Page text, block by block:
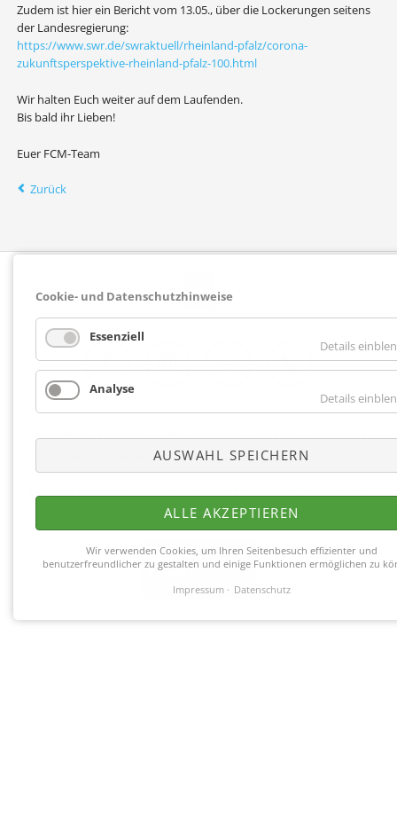
Zudem ist hier ein Bericht vom 13.05., über die Lockerungen seitens
der Landesregierung:
https://www.swr.de/swraktuell/rheinland-pfalz/corona-
zukunftsperspektive-rheinland-pfalz-100.html
Wir halten Euch weiter auf dem Laufenden.
Bis bald ihr Lieben!
Euer FCM-Team
Zurück
Facebook
ÜBERSPRINGEN
MITGLIEDSCHAFT
KONTAKT MITGLIEDER APP
Partner
Cookie- und Datenschutzhinweise
Essenziell
Details
Analyse
Details
AUSWAHL SPEICHERN
ALLE AKZEPTIEREN
Wir verwenden Cookies, um Ihren Seitenbesuch effizienter und
benutzerfreundlicher zu gestalten und einige Funktionen ermöglichen zu
Impressum Datenschutz